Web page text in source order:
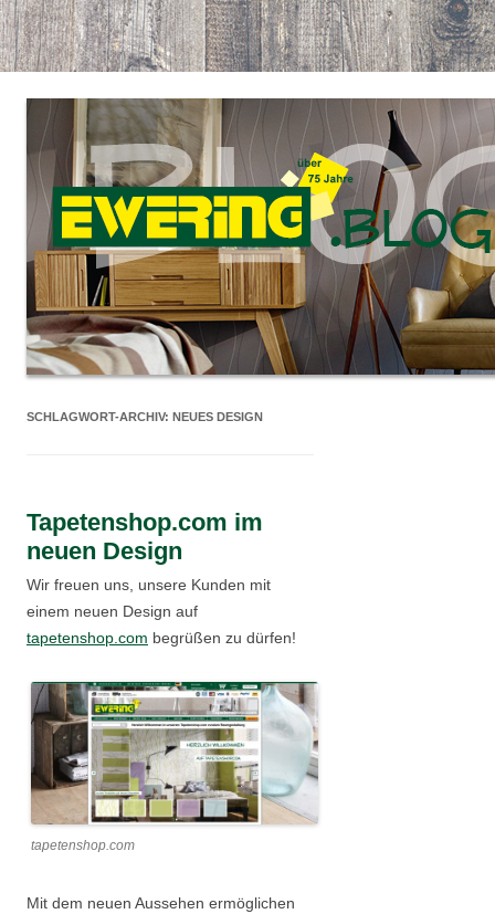
SCHLAGWORT-ARCHIV: NEUES DESIGN
Tapetenshop.com im
neuen Design
Wir freuen uns, unsere Kunden mit
einem neuen Design auf
tapetenshop.com begrüßen zu dürfen!
tapetenshop.com
Mit dem neuen Aussehen ermöglichen